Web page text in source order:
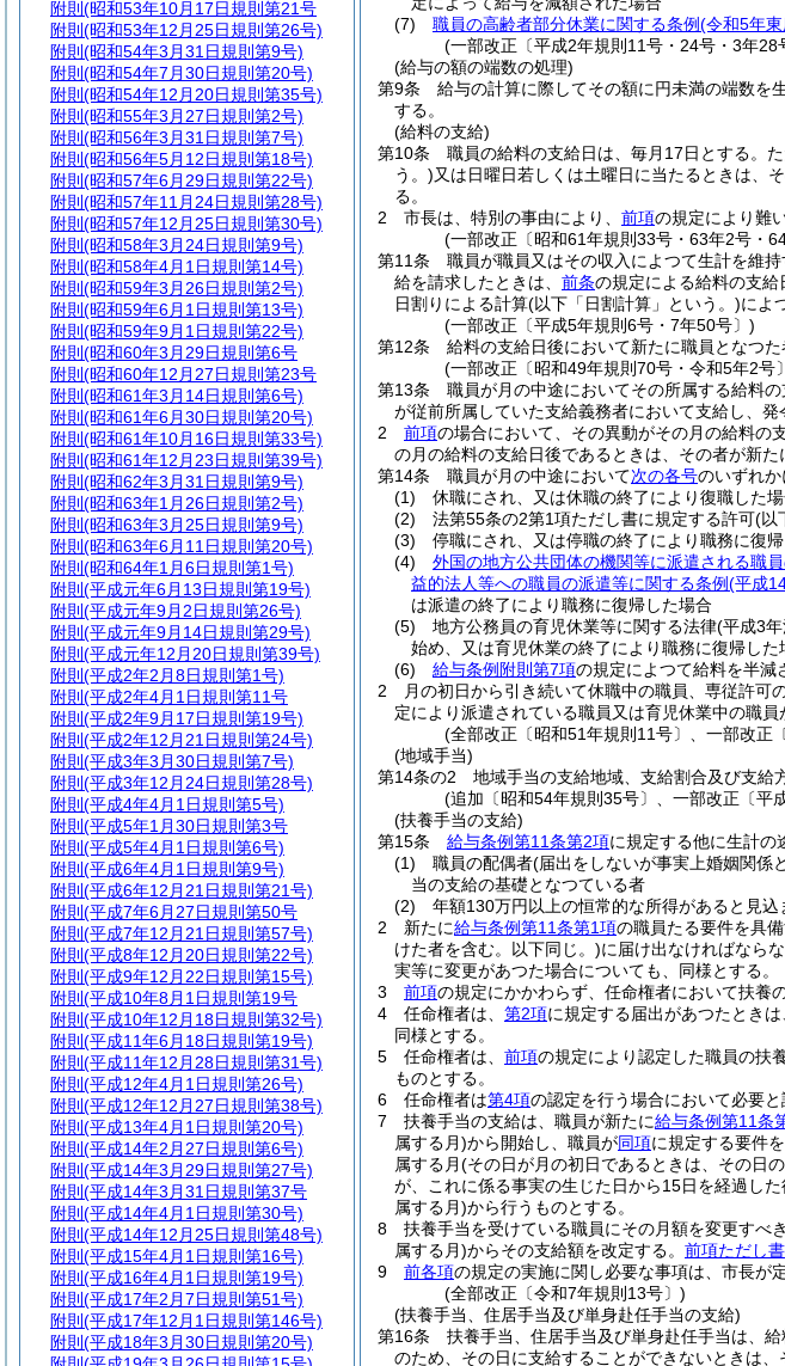
(7)
職員の高齢者部分休業に関する条例(令和5年
(一部改正〔平成2年規則11号・24号・3年
(給与の額の端数の処理)
第9条
給与の計算に際してその額に円未満の端数を
する。
(給料の支給)
第10条
職員の給料の支給日は、毎月17日とする。
う。)又は日曜日若しくは土曜日に当たるときは、
る。
2
市長は、特別の事由により、 前項の規定により難
(一部改正〔昭和61年規則33号・63年2号・
第11条
職員が職員又はその収入によつて生計を維
給を請求したときは、 前条の規定による給料の支
日割りによる計算(以下「日割計算」という。)によ
(一部改正〔平成5年規則6号・7年50号〕)
第12条
給料の支給日後において新たに職員となつ
(一部改正〔昭和49年規則70号・令和5年2号
第13条
職員が月の中途においてその所属する給料
が従前所属していた支給義務者において支給し、
2
前項の場合において、その異動がその月の給料の
の月の給料の支給日後であるときは、その者が新
第14条
職員が月の中途において次の各号のいずれか
(1)
休職にされ、又は休職の終了により復職した
(2)
法第55条の2第1項ただし書に規定する許可(以
(3)
停職にされ、又は停職の終了により職務に復
(4)
外国の地方公共団体の機関等に派遣される職
益的法人等への職員の派遣等に関する条例(平成
は派遣の終了により職務に復帰した場合
(5)
地方公務員の育児休業等に関する法律(平成3
始め、又は育児休業の終了により職務に復帰した
(6)
給与条例附則第7項の規定によつて給料を半減
2
月の初日から引き続いて休職中の職員、専従許可
定により派遣されている職員又は育児休業中の職
(全部改正〔昭和51年規則11号〕、一部改正
(地域手当)
第14条の2
地域手当の支給地域、支給割合及び支給
(追加〔昭和54年規則35号〕、一部改正〔平
(扶養手当の支給)
第15条
給与条例第11条第2項に規定する他に生計の
(1)
職員の配偶者(届出をしないが事実上婚姻関係
当の支給の基礎となつている者
(2)
年額130万円以上の恒常的な所得があると見込
2
新たに給与条例第11条第1項の職員たる要件を具
けた者を含む。以下同じ。)に届け出なければならな
実等に変更があつた場合についても、同様とする。
3
前項の規定にかかわらず、任命権者において扶養
4
任命権者は、 第2項に規定する届出があつたとき
同様とする。
5
任命権者は、 前項の規定により認定した職員の扶
ものとする。
6
任命権者は第4項の認定を行う場合において必要
7
扶養手当の支給は、職員が新たに給与条例第11条
属する月)から開始し、職員が同項に規定する要件
属する月(その日が月の初日であるときは、その日
が、これに係る事実の生じた日から15日を経過し
属する月)から行うものとする。
8
扶養手当を受けている職員にその月額を変更すべ
属する月)からその支給額を改定する。 前項ただし書
9
前各項の規定の実施に関し必要な事項は、市長が定
(全部改正〔令和7年規則13号〕)
(扶養手当、住居手当及び単身赴任手当の支給)
第16条
扶養手当、住居手当及び単身赴任手当は、給
のため、その日に支給することができないときは、
附則 (昭和53年10月17日規則第21号
附則 (昭和53年12月25日規則第26号)
附則 (昭和54年3月31日規則第9号)
附則 (昭和54年7月30日規則第20号)
附則 (昭和54年12月20日規則第35号)
附則 (昭和55年3月27日規則第2号)
附則 (昭和56年3月31日規則第7号)
附則 (昭和56年5月12日規則第18号)
附則 (昭和57年6月29日規則第22号)
附則 (昭和57年11月24日規則第28号)
附則 (昭和57年12月25日規則第30号)
附則 (昭和58年3月24日規則第9号)
附則 (昭和58年4月1日規則第14号)
附則 (昭和59年3月26日規則第2号)
附則 (昭和59年6月1日規則第13号)
附則 (昭和59年9月1日規則第22号)
附則 (昭和60年3月29日規則第6号
附則 (昭和60年12月27日規則第23号
附則 (昭和61年3月14日規則第6号)
附則 (昭和61年6月30日規則第20号)
附則 (昭和61年10月16日規則第33号)
附則 (昭和61年12月23日規則第39号)
附則 (昭和62年3月31日規則第9号)
附則 (昭和63年1月26日規則第2号)
附則 (昭和63年3月25日規則第9号)
附則 (昭和63年6月11日規則第20号)
附則 (昭和64年1月6日規則第1号)
附則 (平成元年6月13日規則第19号)
附則 (平成元年9月2日規則第26号)
附則 (平成元年9月14日規則第29号)
附則 (平成元年12月20日規則第39号)
附則 (平成2年2月8日規則第1号)
附則 (平成2年4月1日規則第11号
附則 (平成2年9月17日規則第19号)
附則 (平成2年12月21日規則第24号)
附則 (平成3年3月30日規則第7号)
附則 (平成3年12月24日規則第28号)
附則 (平成4年4月1日規則第5号)
附則 (平成5年1月30日規則第3号
附則 (平成5年4月1日規則第6号)
附則 (平成6年4月1日規則第9号)
附則 (平成6年12月21日規則第21号)
附則 (平成7年6月27日規則第50号
附則 (平成7年12月21日規則第57号)
附則 (平成8年12月20日規則第22号)
附則 (平成9年12月22日規則第15号)
附則 (平成10年8月1日規則第19号
附則 (平成10年12月18日規則第32号)
附則 (平成11年6月18日規則第19号)
附則 (平成11年12月28日規則第31号)
附則 (平成12年4月1日規則第26号)
附則 (平成12年12月27日規則第38号)
附則 (平成13年4月1日規則第20号)
附則 (平成14年2月27日規則第6号)
附則 (平成14年3月29日規則第27号)
附則 (平成14年3月31日規則第37号
附則 (平成14年4月1日規則第30号)
附則 (平成14年12月25日規則第48号)
附則 (平成15年4月1日規則第16号)
附則 (平成16年4月1日規則第19号)
附則 (平成17年2月7日規則第51号)
附則 (平成17年12月1日規則第146号)
附則 (平成18年3月30日規則第20号)